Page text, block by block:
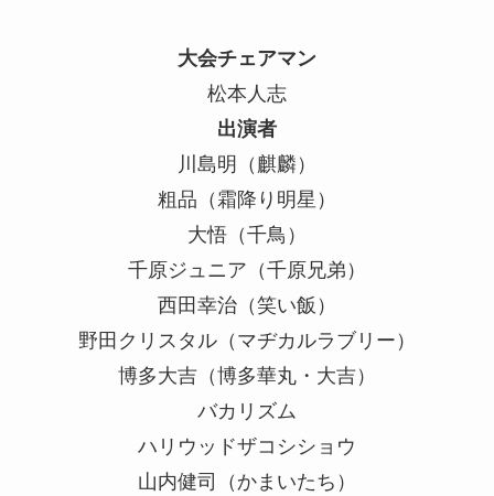
大会チェアマン
松本人志
出演者
川島明（麒麟）
粗品（霜降り明星）
大悟（千鳥）
千原ジュニア（千原兄弟）
西田幸治（笑い飯）
野田クリスタル（マヂカルラブリー）
博多大吉（博多華丸・大吉）
バカリズム
ハリウッドザコシショウ
山内健司（かまいたち）